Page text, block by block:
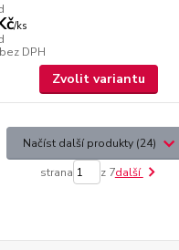
/ks
bez DPH
Zvolit variantu
Načíst další produkty (24)
strana z 7další